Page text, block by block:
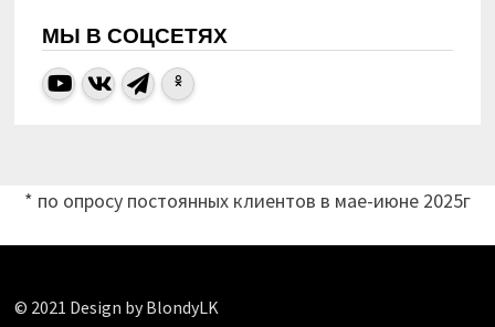
МЫ В СОЦСЕТЯХ
* по опросу постоянных клиентов в мае-июне 2025г
© 2021 Design by BlondyLK